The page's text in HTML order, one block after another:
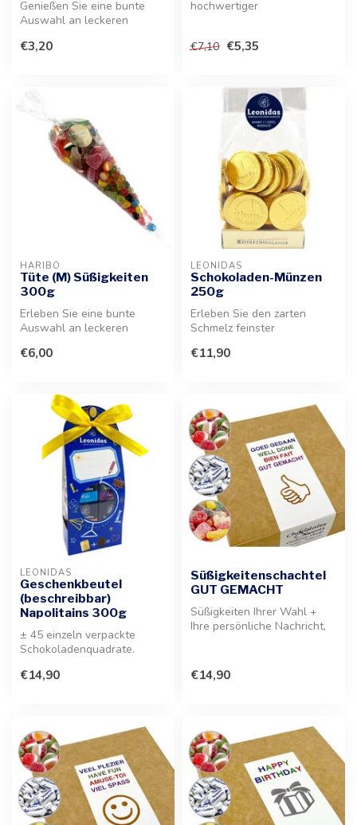
Genießen Sie eine bunte
Auswahl an leckeren
Tüte bietet ...
€3,20
hochwertiger
€7,10 €5,35
HARIBO
Tüte (M) Süßigkeiten
300g
Erleben Sie eine bunte
Auswahl an leckeren
eine viel...
€6,00
LEONIDAS
Schokoladen-Münzen
250g
Erleben Sie den zarten
Schmelz feinster
Leckerei biet...
€11,90
LEONIDAS
Geschenkbeutel
(beschreibbar)
Napolitains 300g
± 45 einzeln verpackte
Schokoladenquadrate.
Geschenkbeutel ...
€14,90
Süßigkeitenschachtel
GUT GEMACHT
Süßigkeiten Ihrer Wahl +
Ihre persönliche Nachricht,
€14,90